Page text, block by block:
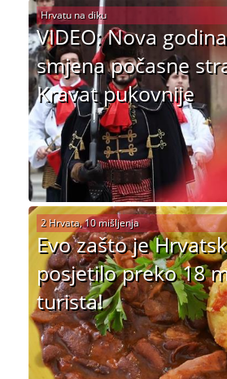
VIDEO: Nova
smjena počasne
Kravat pukovnije
Hrvatu na diku
Evo zašto je
posjetilo preko 18
turista!
2 Hrvata, 10 mišljenja